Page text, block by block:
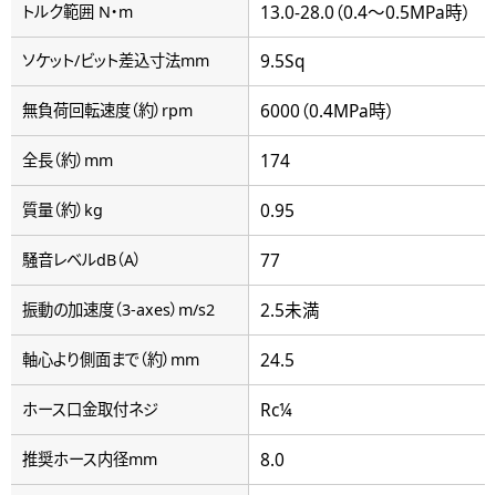
トルク範囲 N・m 13.0-28.0（0.4～0.5MPa時）
ソケット/ビット差込寸法mm 9.5Sq
無負荷回転速度（約）rpm 6000（0.4MPa時）
全長（約）mm 174
質量（約）kg 0.95
騒音レベルdB（A） 77
振動の加速度（3-axes）m/s2 2.5未満
軸心より側面まで（約）mm 24.5
ホース口金取付ネジ Rc¼
推奨ホース内径mm 8.0